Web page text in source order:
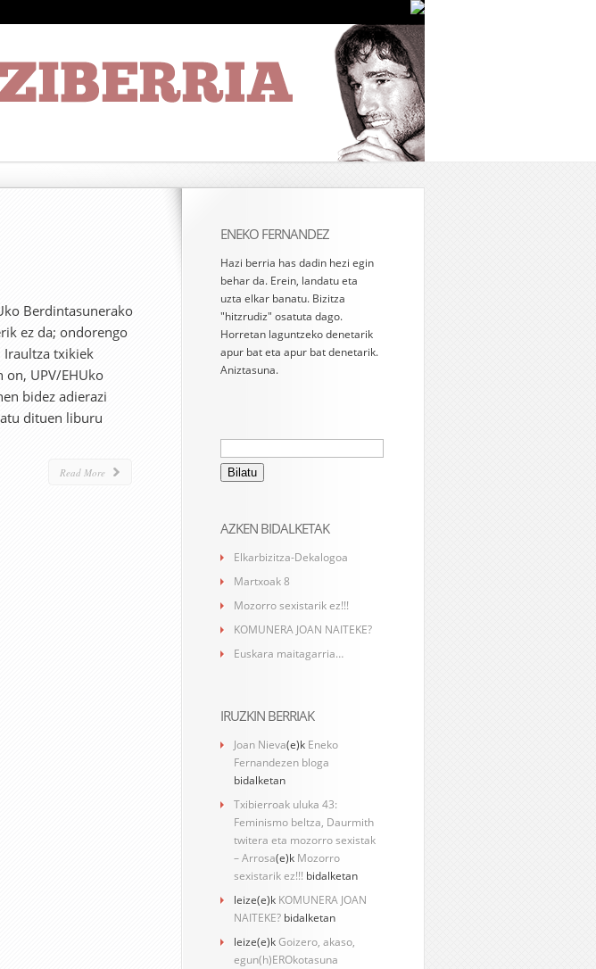
Berdintasunerako
ez da; ondorengo
Iraultza txikiek
on, UPV/EHUko
bidez adierazi
dituen liburu
Read More
ENEKO FERNANDEZ
Hazi berria has dadin hezi egin
behar da. Erein, landatu eta
uzta elkar banatu. Bizitza
"hitzrudiz" osatuta dago.
Horretan laguntzeko denetarik
apur bat eta apur bat denetarik.
Aniztasuna.
Bilatu:
AZKEN BIDALKETAK
Elkarbizitza-Dekalogoa
Martxoak 8
Mozorro sexistarik ez!!!
KOMUNERA JOAN NAITEKE?
Euskara maitagarria…
IRUZKIN BERRIAK
Joan Nieva(e)k Eneko
Fernandezen bloga
bidalketan
Txibierroak uluka 43:
Feminismo beltza, Daurmith
twitera eta mozorro sexistak
– Arrosa(e)k Mozorro
sexistarik ez!!! bidalketan
leize(e)k KOMUNERA JOAN
NAITEKE? bidalketan
leize(e)kGoizero, akaso,
egun(h)EROkotasuna